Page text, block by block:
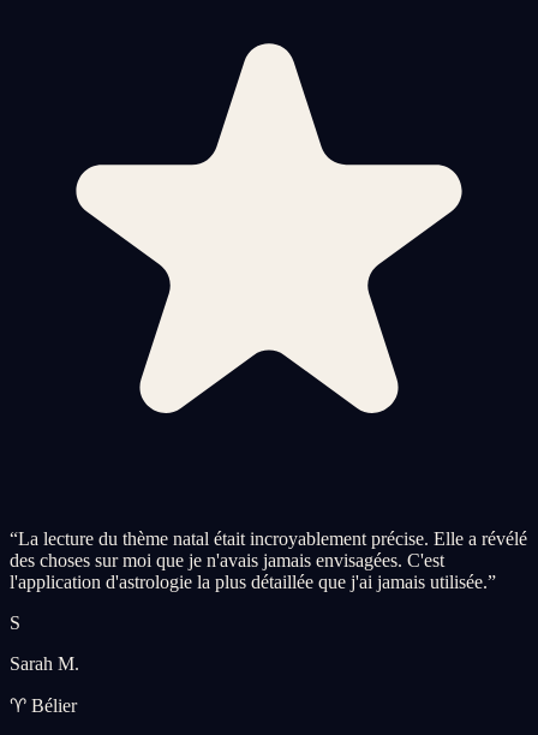
“La lecture du thème natal était incroyablement précise. Elle a révélé
des choses sur moi que je n'avais jamais envisagées. C'est
l'application d'astrologie la plus détaillée que j'ai jamais utilisée.”
S
Sarah M.
♈ Bélier